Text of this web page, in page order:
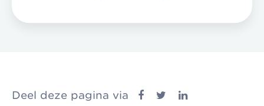
Deel deze pagina via